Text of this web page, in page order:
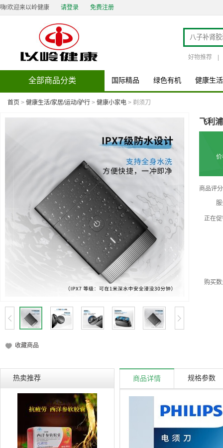
嗨!欢迎来以岭健康 请登录 免费注册
好物推荐
全部商品分类 国际精品 绿色有机 健康生活
首页 > 健康生活/家居/运动/驴行 > 健康小家电 > 剃须刀
收藏商品
飞利
商品评
正在
购买
热卖推荐 商品详情 规格参数